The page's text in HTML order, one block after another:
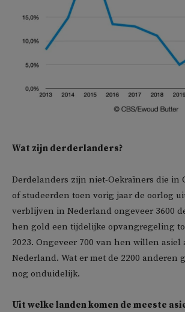
Wat zijn derderlanders?
Derdelanders zijn niet-Oekraïners die in
of studeerden toen vorig jaar de oorlog
verblijven in Nederland ongeveer 3600
hen gold een tijdelijke opvangregeling
2023. Ongeveer 700 van hen willen asiel
Nederland. Wat er met de 2200 anderen
nog onduidelijk.
Uit welke landen komen de meeste